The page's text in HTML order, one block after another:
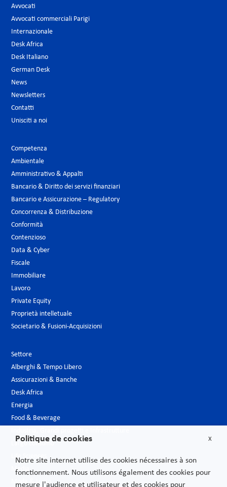
Avvocati
Avvocati commerciali Parigi
Internazionale
Desk Africa
Desk Italiano
German Desk
News
Newsletters
Contatti
Unisciti a noi
Competenza
Ambientale
Amministrativo & Appalti
Bancario & Diritto dei servizi finanziari
Bancario e Assicurazione – Regulatory
Concorrenza & Distribuzione
Conformità
Contenzioso
Data & Cyber
Fiscale
Immobiliare
Lavoro
Private Equity
Proprietà intelletuale
Societario & Fusioni-Acquisizioni
Settore
Alberghi & Tempo Libero
Assicurazioni & Banche
Desk Africa
Energia
Food & Beverage
Largo consumo
Life Sciences
Media
Moda & Lusso
X
Politique de cookies
Notre site internet utilise des cookies nécessaires à son
fonctionnement. Nous utilisons également des cookies pour
mesure l'audience et utilisateur et des cookies pour